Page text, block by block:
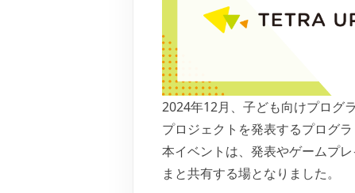
2024年12月、子ども向けプログ
プロジェクトを発表するプログ
本イベントは、発表やゲームプ
まと共有する場となりました。